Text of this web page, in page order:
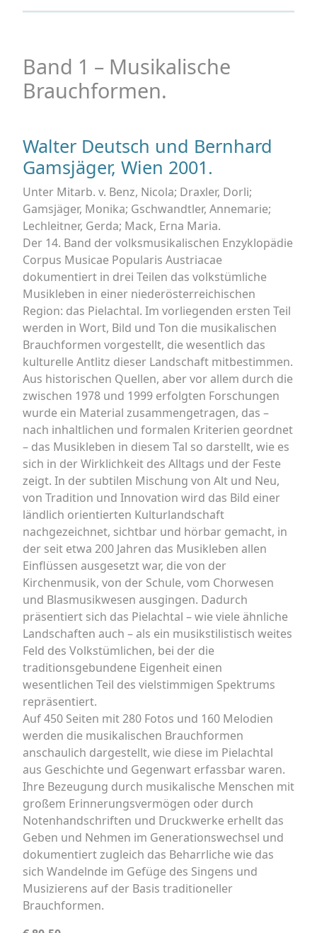
Band 1 – Musikalische
Brauchformen.
Walter Deutsch und Bernhard
Gamsjäger, Wien 2001.
Unter Mitarb. v. Benz, Nicola; Draxler, Dorli;
Gamsjäger, Monika; Gschwandtler, Annemarie;
Lechleitner, Gerda; Mack, Erna Maria.
Der 14. Band der volksmusikalischen Enzyklopädie
Corpus Musicae Popularis Austriacae
dokumentiert in drei Teilen das volkstümliche
Musikleben in einer niederösterreichischen
Region: das Pielachtal. Im vorliegenden ersten Teil
werden in Wort, Bild und Ton die musikalischen
Brauchformen vorgestellt, die wesentlich das
kulturelle Antlitz dieser Landschaft mitbestimmen.
Aus historischen Quellen, aber vor allem durch die
zwischen 1978 und 1999 erfolgten Forschungen
wurde ein Material zusammengetragen, das –
nach inhaltlichen und formalen Kriterien geordnet
– das Musikleben in diesem Tal so darstellt, wie es
sich in der Wirklichkeit des Alltags und der Feste
zeigt. In der subtilen Mischung von Alt und Neu,
von Tradition und Innovation wird das Bild einer
ländlich orientierten Kulturlandschaft
nachgezeichnet, sichtbar und hörbar gemacht, in
der seit etwa 200 Jahren das Musikleben allen
Einflüssen ausgesetzt war, die von der
Kirchenmusik, von der Schule, vom Chorwesen
und Blasmusikwesen ausgingen. Dadurch
präsentiert sich das Pielachtal – wie viele ähnliche
Landschaften auch – als ein musikstilistisch weites
Feld des Volkstümlichen, bei der die
traditionsgebundene Eigenheit einen
wesentlichen Teil des vielstimmigen Spektrums
repräsentiert.
Auf 450 Seiten mit 280 Fotos und 160 Melodien
werden die musikalischen Brauchformen
anschaulich dargestellt, wie diese im Pielachtal
aus Geschichte und Gegenwart erfassbar waren.
Ihre Bezeugung durch musikalische Menschen mit
großem Erinnerungsvermögen oder durch
Notenhandschriften und Druckwerke erhellt das
Geben und Nehmen im Generationswechsel und
dokumentiert zugleich das Beharrliche wie das
sich Wandelnde im Gefüge des Singens und
Musizierens auf der Basis traditioneller
Brauchformen.